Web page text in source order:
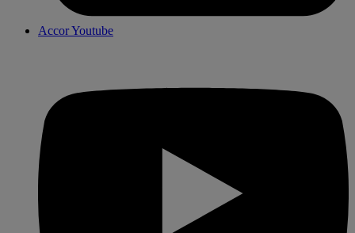
Accor Youtube